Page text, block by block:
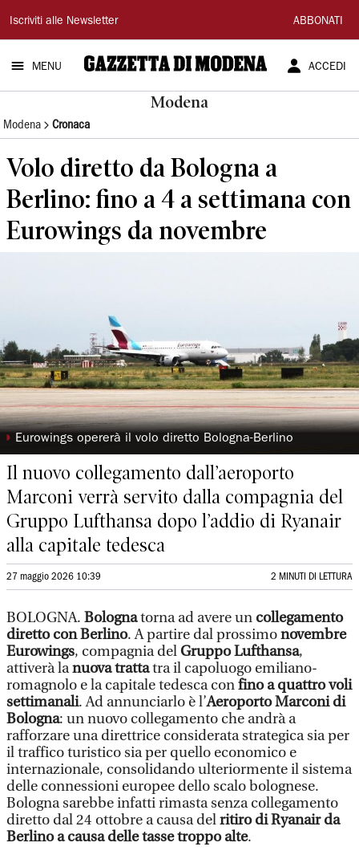
Gazzetta
di
Modena
Iscriviti alle Newsletter ABBONATI
MENU ACCEDI
Modena
Modena Cronaca
Volo diretto da Bologna a
Berlino: fino a 4 a settimana con
Eurowings da novembre
◗ Eurowings opererà il volo diretto Bologna-Berlino
Il nuovo collegamento dall’aeroporto
Marconi verrà servito dalla compagnia del
Gruppo Lufthansa dopo l’addio di Ryanair
alla capitale tedesca
27 maggio 2026 10:39 2 MINUTI DI LETTURA
BOLOGNA. Bolognatorna ad avere un collegamento
diretto con Berlino. A partire dal prossimonovembre
Eurowings, compagnia delGruppo Lufthansa,
attiverà lanuova trattatra il capoluogo emiliano-
romagnolo e la capitale tedesca confino a quattro voli
settimanali. Ad annunciarlo è l’Aeroporto Marconi di
Bologna: un nuovo collegamento che andrà a
rafforzare una direttrice considerata strategica sia per
il traffico turistico sia per quello economico e
internazionale, consolidando ulteriormente il sistema
delle connessioni europee dello scalo bolognese.
Bologna sarebbe infatti rimasta senza collegamento
diretto dal 24 ottobre a causa delritiro di Ryanair da
Berlino a causa delle tasse troppo alte.